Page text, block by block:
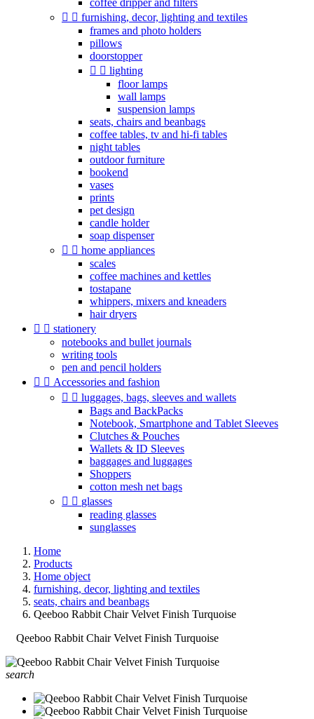
coffee dripper and filters
  furnishing, decor, lighting and textiles
frames and photo holders
pillows
doorstopper
  lighting
floor lamps
wall lamps
suspension lamps
seats, chairs and beanbags
coffee tables, tv and hi-fi tables
night tables
outdoor furniture
bookend
vases
prints
pet design
candle holder
soap dispenser
  home appliances
scales
coffee machines and kettles
tostapane
whippers, mixers and kneaders
hair dryers
  stationery
notebooks and bullet journals
writing tools
pen and pencil holders
  Accessories and fashion
  luggages, bags, sleeves and wallets
Bags and BackPacks
Notebook, Smartphone and Tablet Sleeves
Clutches & Pouches
Wallets & ID Sleeves
baggages and luggages
Shoppers
cotton mesh net bags
  glasses
reading glasses
sunglasses
Home
Products
Home object
furnishing, decor, lighting and textiles
seats, chairs and beanbags
Qeeboo Rabbit Chair Velvet Finish Turquoise
Qeeboo Rabbit Chair Velvet Finish Turquoise
search